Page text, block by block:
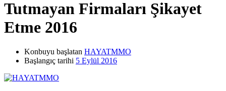
Tutmayan Firmaları Şikayet
Etme 2016
Konbuyu başlatan HAYATMMO
Başlangıç tarihi 5 Eylül 2016